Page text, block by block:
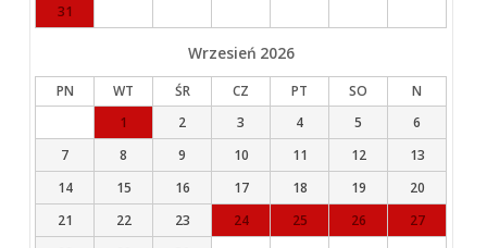
31
Wrzesień 2026
PN WT ŚR CZ PT SO
N
1
2 3 4 5
6
7
8 9 10 11 12
13
14
15 16 17 18 19
20
21
22 23 24 25 26
27